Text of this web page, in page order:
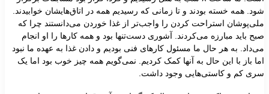
شود. همه خسته بودند و تا زمانی که رسیدیم همه در اتاق‌هایشان خوابیدند.
ملی‌پوشان استراحت کردن را واجب‌تر از غذا خوردن می‌دانستند چرا که
صبح باید مبارزه می‌کردند. آشوری دست‌تنها بود و همه کارها را او انجام
می‌داد. به هر حال ما مسئول کارهای فنی بودیم و دادن غذا به عهده ما نبود
اما باز با این حال به آنها کمک کردیم. نمی‌گویم همه چیز خوب بود اما یک
سری کم و کاستی‌هایی وجود داشت.